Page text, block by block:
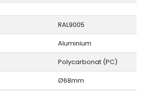
RAL9005
Aluminium
Polycarbonat (PC)
Ø68mm